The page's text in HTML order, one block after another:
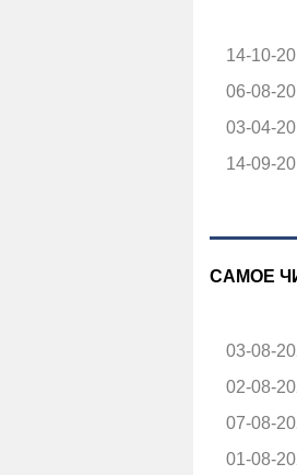
14-10-
06-08-
03-04-
14-09-
САМОЕ
03-08-
02-08-
07-08-
01-08-